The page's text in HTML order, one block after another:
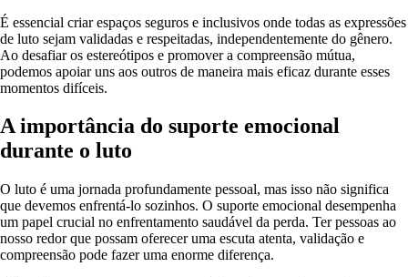
É essencial criar espaços seguros e inclusivos onde todas as expressões
de luto sejam validadas e respeitadas, independentemente do gênero.
Ao desafiar os estereótipos e promover a compreensão mútua,
podemos apoiar uns aos outros de maneira mais eficaz durante esses
momentos difíceis.
A importância do suporte emocional
durante o luto
O luto é uma jornada profundamente pessoal, mas isso não significa
que devemos enfrentá-lo sozinhos. O suporte emocional desempenha
um papel crucial no enfrentamento saudável da perda. Ter pessoas ao
nosso redor que possam oferecer uma escuta atenta, validação e
compreensão pode fazer uma enorme diferença.